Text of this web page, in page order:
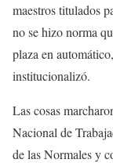
maestros titulados
no se hizo norma
plaza en
institucionalizó.
Las cosas
Nacional de
de las Normales y